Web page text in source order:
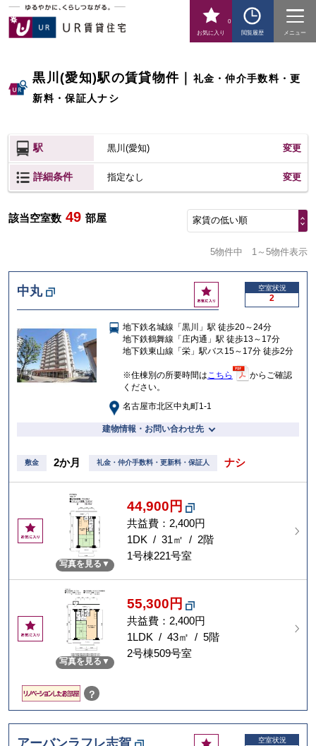
お気に入り
0
閲覧履歴
メニュー
黒川(愛知)駅の賃貸物件
礼金・仲介手数料・更
新料・保証人ナシ
駅 黒川(愛知) 変更
詳細条件 指定なし 変更
該当空室数 49 部屋 家賃の低い順
5物件中 1～5物件表示
中丸
お
気
入
り
空室状況
2
地下鉄名城線「黒川」駅 徒歩20～24分
地下鉄鶴舞線「庄内通」駅 徒歩13～17分
地下鉄東山線「栄」駅バス15～17分 徒歩2分
※住棟別の所要時間はこちら
からご確認
ください。
名古屋市北区中丸町1-1
建物情報・お問い合わせ先
敷金 2か月 礼金・仲介手数料・更新料・保証人 ナシ
お
気
り
写真を見る
44,900円
共益費：2,400円
1DK / 31㎡ / 2階
1号棟221号室
お
気
写真を見る
55,300円
共益費：2,400円
1LDK / 43㎡ / 5階
2号棟509号室
？
お
空室状況